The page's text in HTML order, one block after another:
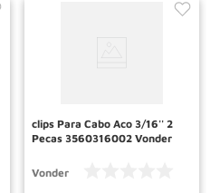
clips Para Cabo Aco 3/16'' 2
Pecas 3560316002 Vonder
Vonder